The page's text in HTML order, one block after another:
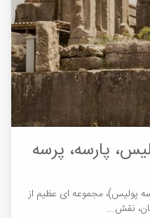
پارسه، پرسه
پولیس)، مجموعه ای عظیم از
نقش...